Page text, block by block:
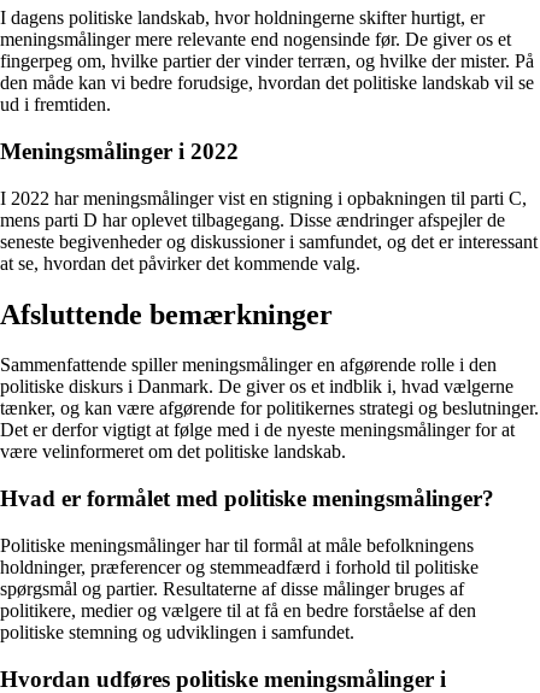
I dagens politiske landskab, hvor holdningerne skifter hurtigt, er
meningsmålinger mere relevante end nogensinde før. De giver os et
fingerpeg om, hvilke partier der vinder terræn, og hvilke der mister. På
den måde kan vi bedre forudsige, hvordan det politiske landskab vil se
ud i fremtiden.
Meningsmålinger i 2022
I 2022 har meningsmålinger vist en stigning i opbakningen til parti C,
mens parti D har oplevet tilbagegang. Disse ændringer afspejler de
seneste begivenheder og diskussioner i samfundet, og det er interessant
at se, hvordan det påvirker det kommende valg.
Afsluttende bemærkninger
Sammenfattende spiller meningsmålinger en afgørende rolle i den
politiske diskurs i Danmark. De giver os et indblik i, hvad vælgerne
tænker, og kan være afgørende for politikernes strategi og beslutninger.
Det er derfor vigtigt at følge med i de nyeste meningsmålinger for at
være velinformeret om det politiske landskab.
Hvad er formålet med politiske meningsmålinger?
Politiske meningsmålinger har til formål at måle befolkningens
holdninger, præferencer og stemmeadfærd i forhold til politiske
spørgsmål og partier. Resultaterne af disse målinger bruges af
politikere, medier og vælgere til at få en bedre forståelse af den
politiske stemning og udviklingen i samfundet.
Hvordan udføres politiske meningsmålinger i